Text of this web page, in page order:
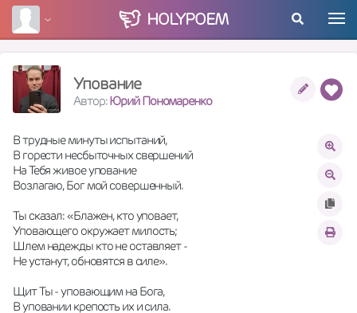
HOLYPOEM
Упование
Автор:Юрий Пономаренко
В трудные минуты испытаний,
В горести несбыточных свершений
На Тебя живое упование
Возлагаю, Бог мой совершенный.
Ты сказал: «Блажен, кто уповает,
Уповающего окружает милость;
Шлем надежды кто не оставляет -
Не устанут, обновятся в силе».
Щит Ты - уповающим на Бога,
В уповании крепость их и сила.